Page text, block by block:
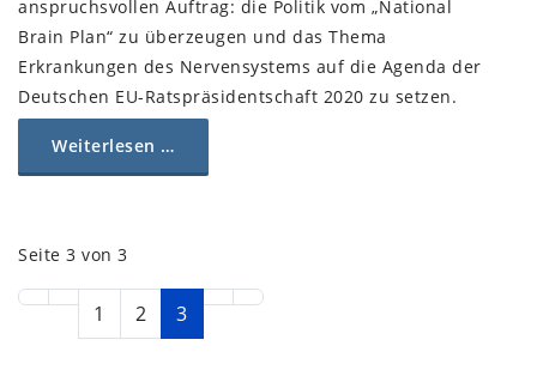
anspruchsvollen Auftrag: die Politik vom „National
Brain Plan“ zu überzeugen und das Thema
Erkrankungen des Nervensystems auf die Agenda der
Deutschen EU-Ratspräsidentschaft 2020 zu setzen.
Weiterlesen …
Seite 3 von 3
1 2 3